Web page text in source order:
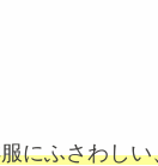
にふさわし